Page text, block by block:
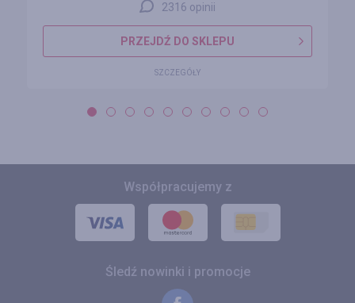
2316 opinii
PRZEJDŹ DO SKLEPU
SZCZEGÓŁY
Współpracujemy z
Śledź nowinki i promocje